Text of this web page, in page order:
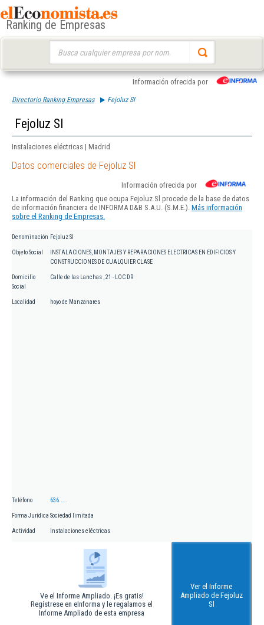
Ranking de Empresas
Información ofrecida por
Directorio Ranking Empresas Fejoluz Sl
Fejoluz Sl
Instalaciones eléctricas | Madrid
Datos comerciales de Fejoluz Sl
Información ofrecida por
La información del Ranking que ocupa Fejoluz Sl procede de la base de datos
de información financiera de INFORMA D&B S.A.U. (S.M.E.). Más información
sobre el Ranking de Empresas.
Denominación Fejoluz Sl
Objeto Social
INSTALACIONES, MONTAJES Y REPARACIONES ELECTRICAS EN EDIFICIOS Y
CONSTRUCCIONES DE CUALQUIER CLASE
Domicilio
Social
Calle de las Lanchas , 21 - LOC DR
Localidad hoyo de Manzanares
Teléfono 636.....
Forma Jurídica Sociedad limitada
Actividad Instalaciones eléctricas
Ve el Informe Ampliado. ¡Es gratis!
Regístrese en eInforma y le regalamos el
Informe Ampliado de esta empresa
Ver el Informe
Ampliado de Fejoluz
Sl